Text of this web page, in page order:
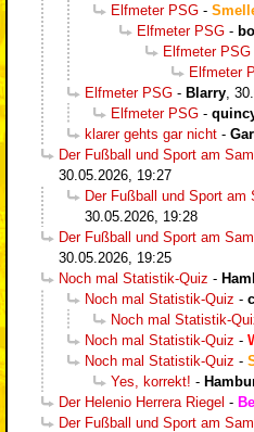
Elfmeter PSG -
Elfmeter PSG -
Elfmeter PSG
Elfmeter
Elfmeter PSG - Blarry
Elfmeter PSG -
klarer gehts gar nicht -
Der Fußball und Sport am
30.05.2026, 19:27
Der Fußball und Sport am
30.05.2026, 19:28
Der Fußball und Sport am
30.05.2026, 19:25
Noch mal Statistik-Quiz -
Noch mal Statistik-Quiz -
Noch mal Statistik-
Noch mal Statistik-Quiz -
Noch mal Statistik-Quiz -
Yes, korrekt! -
Der Helenio Herrera Riegel -
Der Fußball und Sport am